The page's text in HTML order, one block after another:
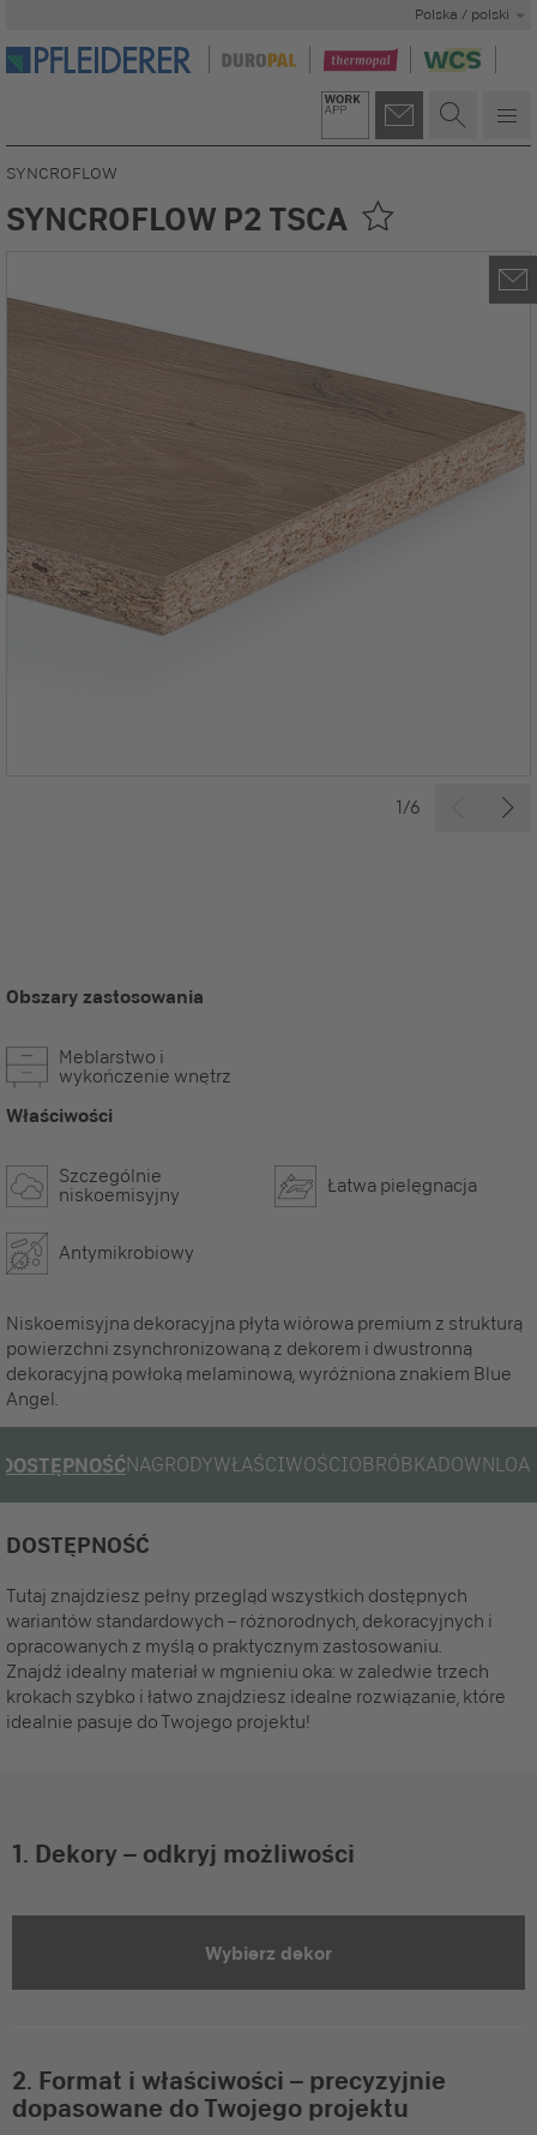
Polska / polski
1/6
SYNCROFLOW
SYNCROFLOW P2 TSCA
Obszary zastosowania
Meblarstwo i
wykończenie wnętrz
Właściwości
Szczególnie
niskoemisyjny
Łatwa pielęgnacja
Antymikrobiowy
Niskoemisyjna dekoracyjna płyta wiórowa premium z strukturą
powierzchni zsynchronizowaną z dekorem i dwustronną
dekoracyjną powłoką melaminową, wyróżniona znakiem Blue
Angel.
DOSTĘPNOŚĆNAGRODYWŁAŚCIWOŚCIOBRÓBKA
DOSTĘPNOŚĆ
Tutaj znajdziesz pełny przegląd wszystkich dostępnych
wariantów standardowych – różnorodnych, dekoracyjnych i
opracowanych z myślą o praktycznym zastosowaniu.
Znajdź idealny materiał w mgnieniu oka: w zaledwie trzech
krokach szybko i łatwo znajdziesz idealne rozwiązanie, które
idealnie pasuje do Twojego projektu!
1. Dekory – odkryj możliwości
Wybierz dekor
2. Format i właściwości – precyzyjnie
dopasowane do Twojego projektu